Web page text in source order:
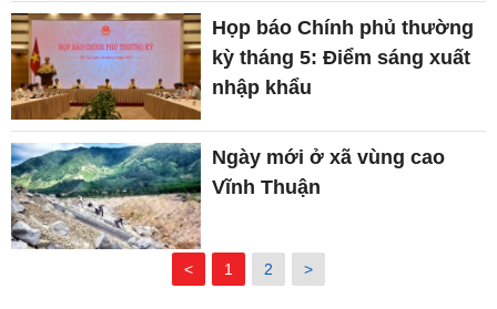
Họp báo Chính phủ thường
kỳ tháng 5: Điểm sáng xuất
nhập khẩu
Ngày mới ở xã vùng cao
Vĩnh Thuận
< 1 2 >